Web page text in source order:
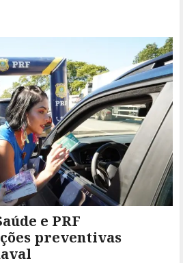
e PRF
preventivas